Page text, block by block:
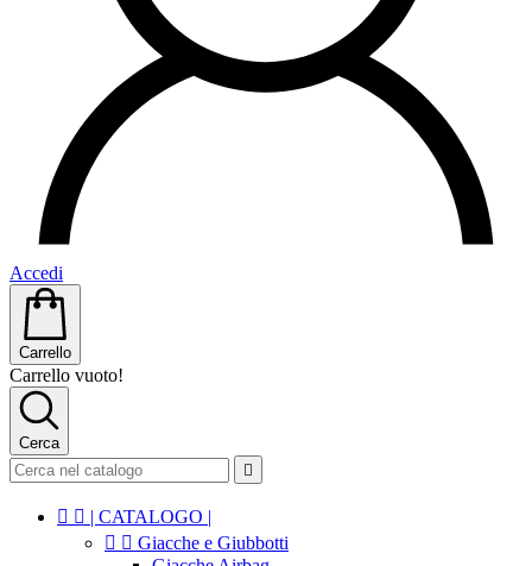
Accedi
Carrello
Carrello vuoto!
Cerca

  | CATALOGO |
  Giacche e Giubbotti